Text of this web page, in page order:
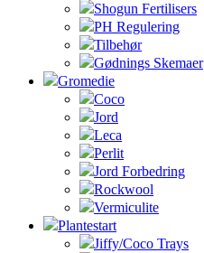
Shogun Fertilisers
PH Regulering
Tilbehør
Gødnings Skemaer
Gromedie
Coco
Jord
Leca
Perlit
Jord Forbedring
Rockwool
Vermiculite
Plantestart
Jiffy/Coco Trays